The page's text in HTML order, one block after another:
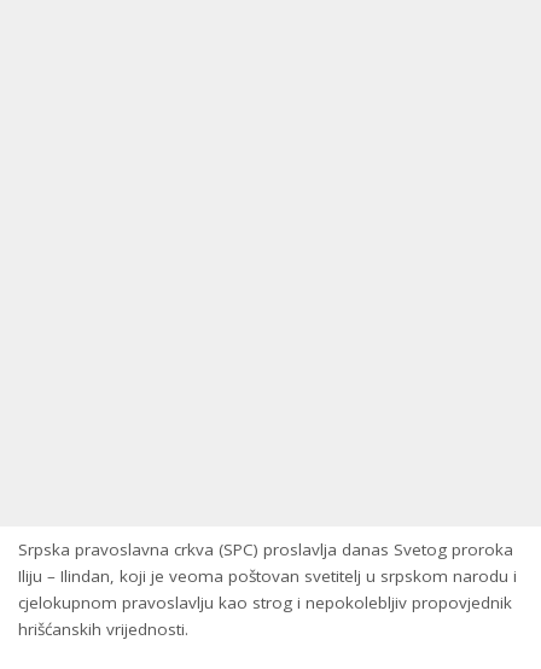
Srpska pravoslavna crkva (SPC) proslavlja danas Svetog proroka
Iliju – Ilindan, koji je veoma poštovan svetitelj u srpskom narodu i
cjelokupnom pravoslavlju kao strog i nepokolebljiv propovjednik
hrišćanskih vrijednosti.